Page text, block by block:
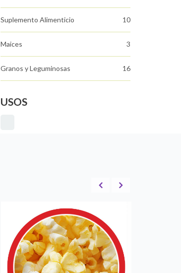
Suplemento Alimenticio 10
Maices 3
Granos y Leguminosas 16
USOS